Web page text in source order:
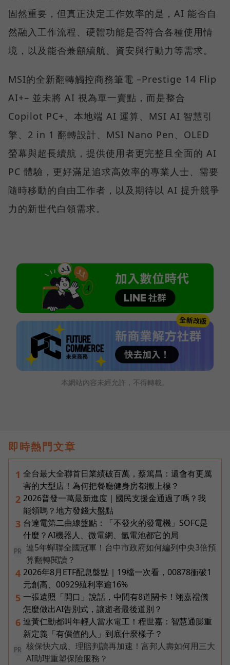
固然重要，但真正決定工作效率的是，AI 能否自
然融入工作流程、硬體功能是否符合各種使用情
境，以及能否兼顧續航、資安與行動力等需求。
MSI的全新翻轉觸控商務筆電 –Prestige 14 Flip
AI+– 並未將 AI 視為單一賣點，而是整合
Copilot PC+、本地端 AI 運算、MSI AI 智慧引
擎、2 in 1 翻轉設計、MSI Nano Pen、OLED
螢幕與超長續航，提供使用者更完整且全面的 AI
PC 體驗，更好滿足追求高效率的專業人士、需要
隨時移動的自由工作者，以及期待以 AI 提升競爭
力的新世代白領需求。
本網站內容未經允許，不得轉載。
即時熱門文章
1 全台最大全聯首日業績破百萬，蔡篤昌：還會有更厲
害的大型店！為何把餐廳健身房都搬上樓？
2 2026普發一萬最新進度｜國民支援金通過了嗎？我
能領嗎？地方發錢大盤點
3 台達電第二曲線盤點：「不發火的發電機」SOFC是
什麼？AI機器人、微電網、氫電池都它的局
PR
連5年蟬聯全國冠軍！台中市政府如何編列中央3倍預
算翻轉閱讀？
4 2026年8月ETF配息盤點｜19檔一次看，00878衝破1
元創高、00929殖利率逾16%
5 一張遺照「開口」說話，中間有8道關卡！翊嘉禮儀
怎麼做出AI告別式，讓逝者最後道別？
6 連黃仁勳都叫年輕人當水電工！程世嘉：智慧通膨重
新定義「有價值的人」到底什麼樣子？
PR
核保快六成、理賠判讀再加速！富邦人壽如何用三大
AI助理重塑保險服務？